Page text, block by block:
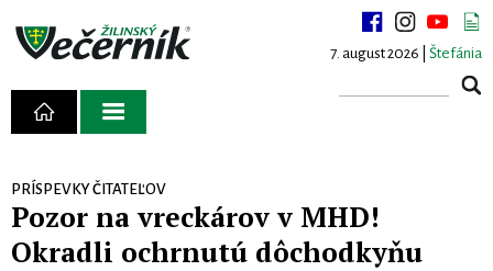
7. august 2026 | Štefánia
PRÍSPEVKY ČITATEĽOV
Pozor na vreckárov v MHD!
Okradli ochrnutú dôchodkyňu